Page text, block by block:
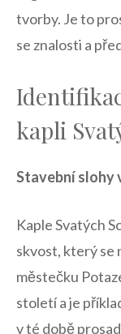
tvorby. Je ⁢to
⁢se znalosti a
kapli
Stavební slohy
Kaple ‌Svatých
skvost, který se
městečku
století a je
v ‍té době